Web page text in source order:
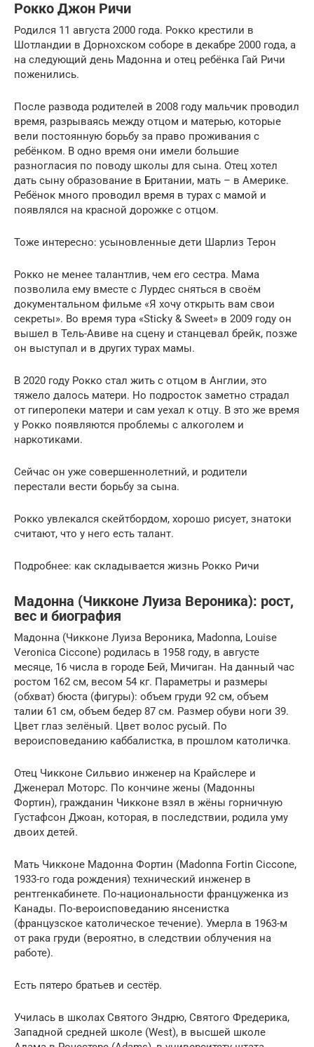
Рокко Джон Ричи
Родился 11 августа 2000 года. Рокко крестили в
Шотландии в Дорнохском соборе в декабре 2000 года, а
на следующий день Мадонна и отец ребёнка Гай Ричи
поженились.
После развода родителей в 2008 году мальчик проводил
время, разрываясь между отцом и матерью, которые
вели постоянную борьбу за право проживания с
ребёнком. В одно время они имели большие
разногласия по поводу школы для сына. Отец хотел
дать сыну образование в Британии, мать – в Америке.
Ребёнок много проводил время в турах с мамой и
появлялся на красной дорожке с отцом.
Тоже интересно: усыновленные дети Шарлиз Терон
Рокко не менее талантлив, чем его сестра. Мама
позволила ему вместе с Лурдес сняться в своём
документальном фильме «Я хочу открыть вам свои
секреты». Во время тура «Sticky & Sweet» в 2009 году он
вышел в Тель-Авиве на сцену и станцевал брейк, позже
он выступал и в других турах мамы.
В 2020 году Рокко стал жить с отцом в Англии, это
тяжело далось матери. Но подросток заметно страдал
от гиперопеки матери и сам уехал к отцу. В это же время
у Рокко появляются проблемы с алкоголем и
наркотиками.
Сейчас он уже совершеннолетний, и родители
перестали вести борьбу за сына.
Рокко увлекался скейтбордом, хорошо рисует, знатоки
считают, что у него есть талант.
Подробнее: как складывается жизнь Рокко Ричи
Мадонна (Чикконе Луиза Вероника): рост,
вес и биография
Мадонна (Чикконе Луиза Вероника, Madonna, Louise
Veronica Ciccone) родилась в 1958 году, в августе
месяце, 16 числа в городе Бей, Мичиган. На данный час
ростом 162 см, весом 54 кг. Параметры и размеры
(обхват) бюста (фигуры): объем груди 92 см, объем
талии 61 см, объем бедер 87 см. Размер обуви ноги 39.
Цвет глаз зелёный. Цвет волос русый. По
вероисповеданию каббалистка, в прошлом католичка.
Отец Чикконе Сильвио инженер на Крайслере и
Дженерал Моторс. По кончине жены (Мадонны
Фортин), гражданин Чикконе взял в жёны горничную
Густафсон Джоан, которая, в последствии, родила уму
двоих детей.
Мать Чикконе Мадонна Фортин (Madonna Fortin Ciccone,
1933-го года рождения) технический инженер в
рентгенкабинете. По-национальности француженка из
Канады. По-вероисповеданию янсенистка
(французское католическое течение). Умерла в 1963-м
от рака груди (вероятно, в следствии облучения на
работе).
Есть пятеро братьев и сестёр.
Училась в школах Святого Эндрю, Святого Фредерика,
Западной средней школе (West), в высшей школе